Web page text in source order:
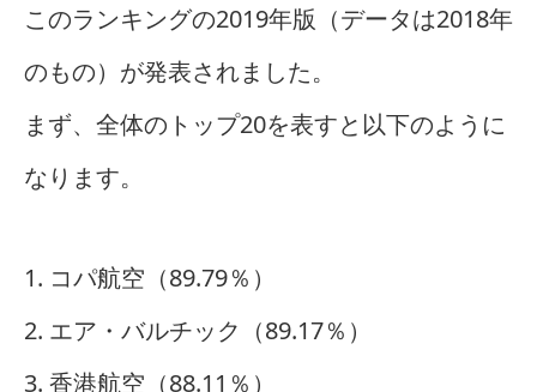
このランキングの2019年版（データは2018年
のもの）が発表されました。
まず、全体のトップ20を表すと以下のように
なります。
1. コパ航空（89.79％）
2. エア・バルチック（89.17％）
3. 香港航空（88.11％）